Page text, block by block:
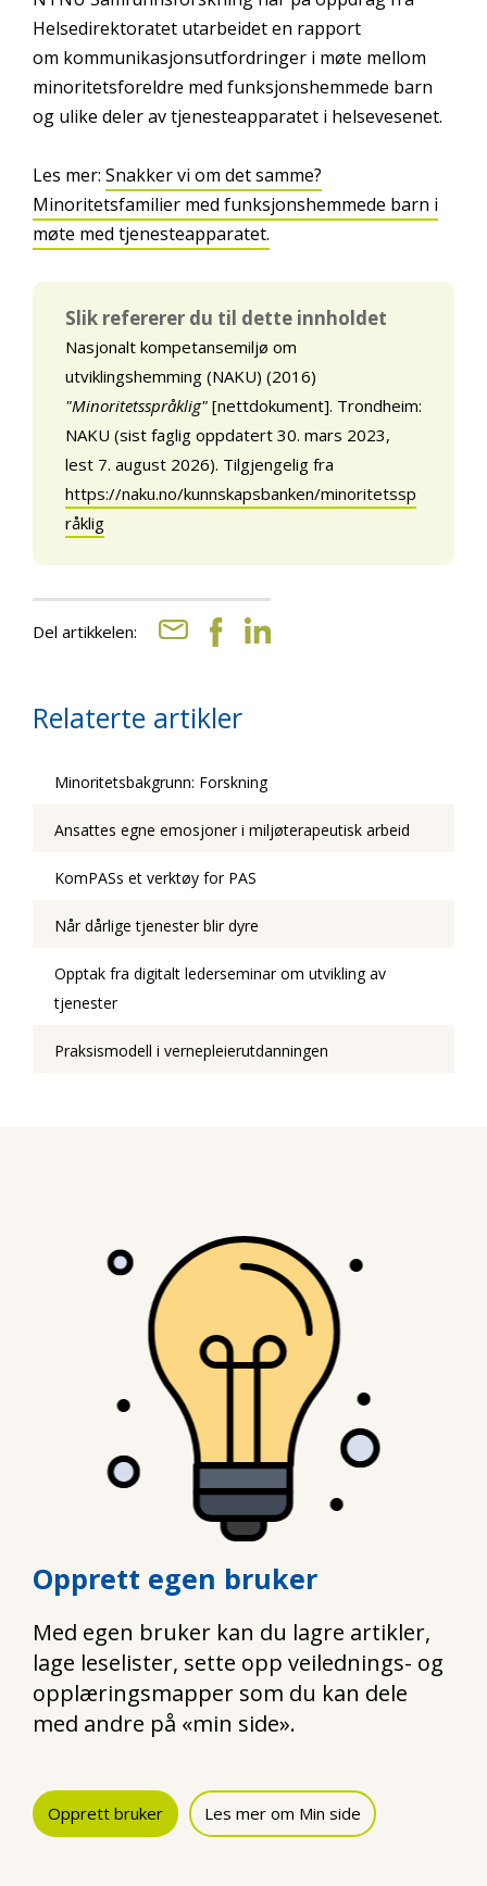
Helsedirektoratet utarbeidet en rapport
om kommunikasjonsutfordringer i møte mellom
minoritetsforeldre med funksjonshemmede barn
og ulike deler av tjenesteapparatet i helsevesenet.
Les mer: Snakker vi om det samme?
Minoritetsfamilier med funksjonshemmede barn i
møte med tjenesteapparatet.
Slik refererer du til dette innholdet
Nasjonalt kompetansemiljø om
utviklingshemming (NAKU) (2016)
"Minoritetsspråklig" [nettdokument]. Trondheim:
NAKU (sist faglig oppdatert 30. mars 2023,
lest 7. august 2026). Tilgjengelig fra
https://naku.no/kunnskapsbanken/minoritetssp
råklig
Del artikkelen:
Relaterte artikler
Minoritetsbakgrunn: Forskning
Ansattes egne emosjoner i miljøterapeutisk arbeid
KomPASs et verktøy for PAS
Når dårlige tjenester blir dyre
Opptak fra digitalt lederseminar om utvikling av
tjenester
Praksismodell i vernepleierutdanningen
Opprett egen bruker
Med egen bruker kan du lagre artikler,
lage leselister, sette opp veilednings- og
opplæringsmapper som du kan dele
med andre på «min side».
Opprett bruker Les mer om Min side